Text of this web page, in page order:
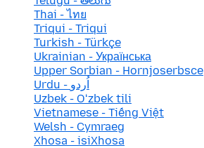
Thai - ไทย
Triqui - Triqui
Turkish - Türkçe
Ukrainian - Українська
Upper Sorbian - Hornjoserbsce
Urdu - اُردو
Uzbek - Oʻzbek tili
Vietnamese - Tiếng Việt
Welsh - Cymraeg
Xhosa - isiXhosa